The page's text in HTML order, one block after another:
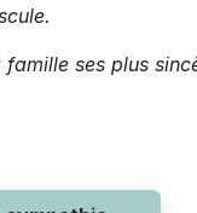
ses plus